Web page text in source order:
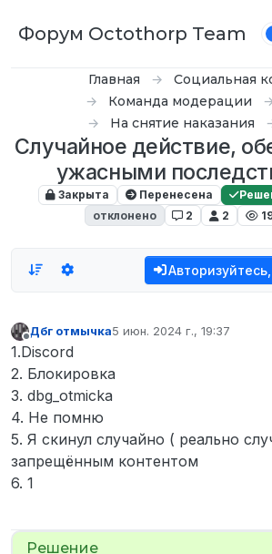
Форум Octothorp Team
Главная
Социальная
Команда модерации
На снятие наказания
Случайное действие,
ужасными
Закрыта Перенесена
отклонено
2 2
Не в сети
Дбг отмычка5 июн. 2024 г., 19:37
отредактировано
1.Discord
2. Блокировка
3. dbg_otmicka
4. Не помню
5. Я скинул случайно ( реально
запрещённым контентом
6. 1